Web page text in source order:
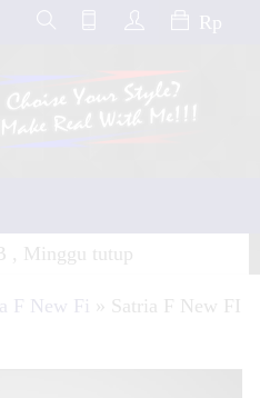
Rp
, Minggu tutup
F New Fi » Satria F New FI